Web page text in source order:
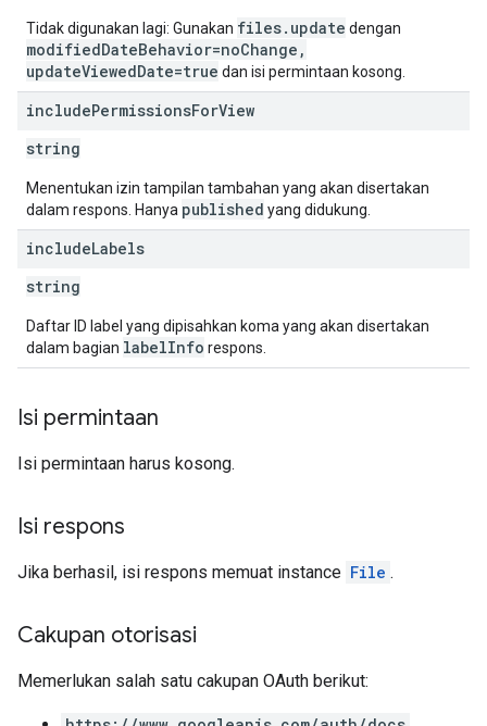
Tidak digunakan lagi: Gunakan files.update dengan
modifiedDateBehavior=noChange,
updateViewedDate=true dan isi permintaan kosong.
includePermissionsForView
string
Menentukan izin tampilan tambahan yang akan disertakan
dalam respons. Hanya published yang didukung.
includeLabels
string
Daftar ID label yang dipisahkan koma yang akan disertakan
dalam bagian labelInfo respons.
Isi permintaan
Isi permintaan harus kosong.
Isi respons
Jika berhasil, isi respons memuat instance File .
Cakupan otorisasi
Memerlukan salah satu cakupan OAuth berikut: